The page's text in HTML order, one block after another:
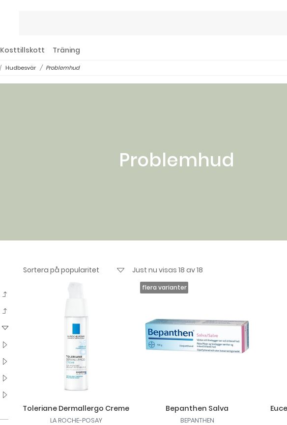
Kosttillskott Träning
Hudbesvär Problemhud
Problemhud
Just nu visas 18 av 18
Toleriane Dermallergo Creme
LA ROCHE-POSAY
Bepanthen Salva
BEPANTHEN